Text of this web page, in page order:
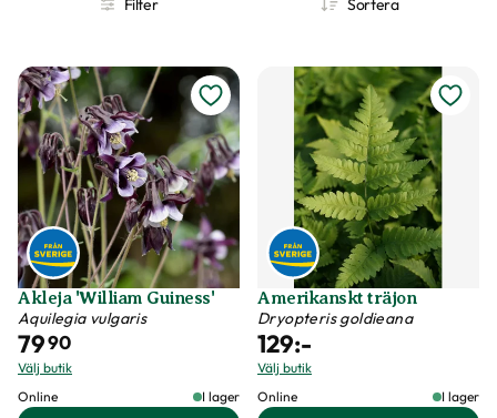
Akleja 'William Guiness'
Aquilegia vulgaris
7990
Välj butik
Online
I lager
Amerikanskt träjon
Dryopteris goldieana
129:-
Välj butik
Online
I lager